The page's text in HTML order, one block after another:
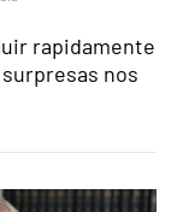
rapidamente
nos